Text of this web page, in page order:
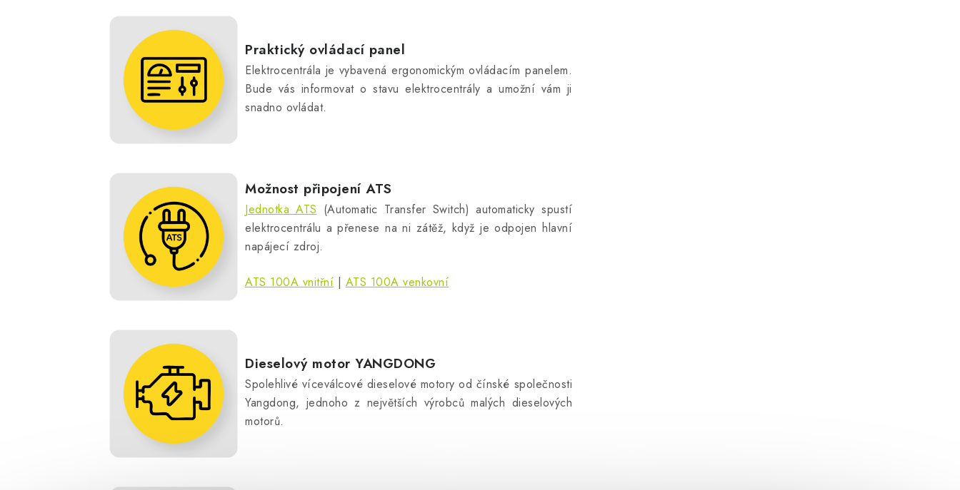
Praktický ovládací panel
Elektrocentrála je vybavená ergonomickým ovládacím panelem.
Bude vás informovat o stavu elektrocentrály a umožní vám ji
snadno ovládat.
Možnost připojení ATS
Jednotka ATS (Automatic Transfer Switch) automaticky spustí
elektrocentrálu a přenese na ni zátěž, když je odpojen hlavní
napájecí zdroj.
ATS 100A vnitřní | ATS 100A venkovní
Dieselový motor YANGDONG
Spolehlivé víceválcové dieselové motory od čínské společnosti
Yangdong, jednoho z největších výrobců malých dieselových
motorů.